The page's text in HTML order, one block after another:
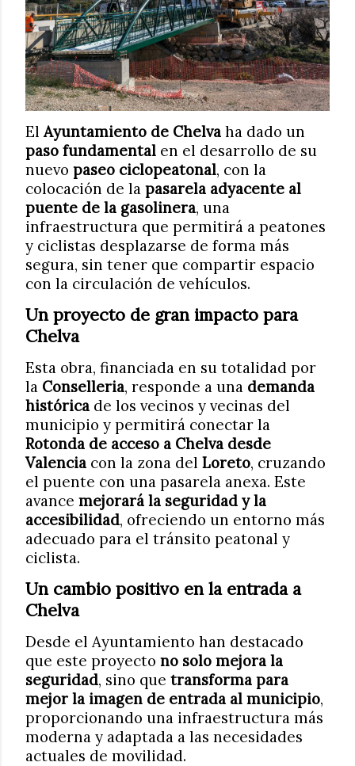
El Ayuntamiento de Chelva ha dado un
paso fundamental en el desarrollo de su
nuevo paseo ciclopeatonal, con la
colocación de la pasarela adyacente al
puente de la gasolinera, una
infraestructura que permitirá a peatones
y ciclistas desplazarse de forma más
segura, sin tener que compartir espacio
con la circulación de vehículos.
Un proyecto de gran impacto para
Chelva
Esta obra, financiada en su totalidad por
la Conselleria, responde a una demanda
histórica de los vecinos y vecinas del
municipio y permitirá conectar la
Rotonda de acceso a Chelva desde
Valencia con la zona del Loreto, cruzando
el puente con una pasarela anexa. Este
avance mejorará la seguridad y la
accesibilidad, ofreciendo un entorno más
adecuado para el tránsito peatonal y
ciclista.
Un cambio positivo en la entrada a
Chelva
Desde el Ayuntamiento han destacado
que este proyecto no solo mejora la
seguridad, sino que transforma para
mejor la imagen de entrada al municipio,
proporcionando una infraestructura más
moderna y adaptada a las necesidades
actuales de movilidad.